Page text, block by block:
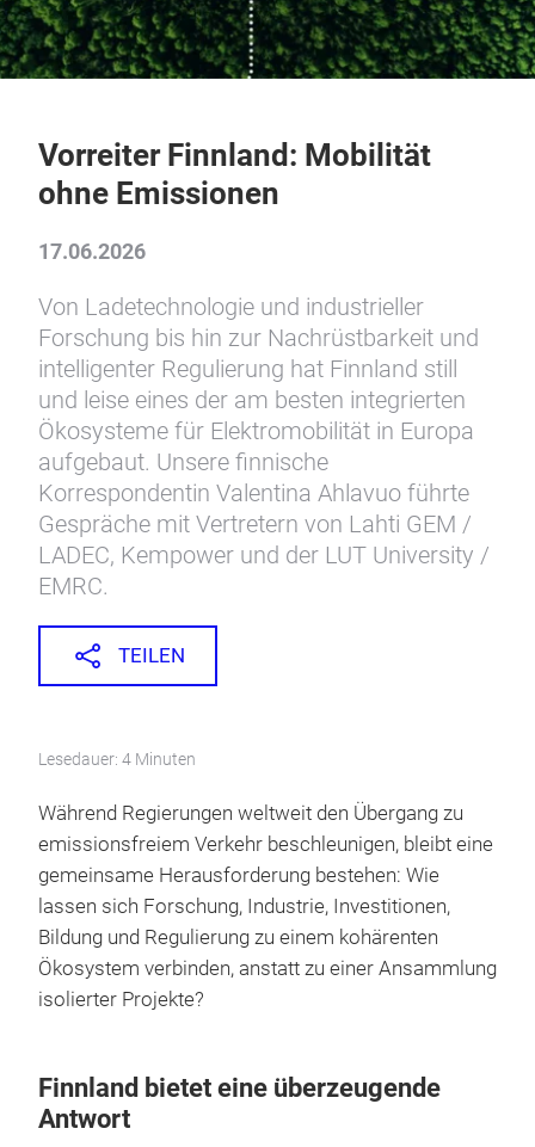
Vorreiter Finnland: Mobilität
ohne Emissionen
17.06.2026
Von Ladetechnologie und industrieller
Forschung bis hin zur Nachrüstbarkeit und
intelligenter Regulierung hat Finnland still
und leise eines der am besten integrierten
Ökosysteme für Elektromobilität in Europa
aufgebaut. Unsere finnische
Korrespondentin Valentina Ahlavuo führte
Gespräche mit Vertretern von Lahti GEM /
LADEC, Kempower und der LUT University /
EMRC.
TEILEN
Lesedauer: 4 Minuten
Während Regierungen weltweit den Übergang zu
emissionsfreiem Verkehr beschleunigen, bleibt eine
gemeinsame Herausforderung bestehen: Wie
lassen sich Forschung, Industrie, Investitionen,
Bildung und Regulierung zu einem kohärenten
Ökosystem verbinden, anstatt zu einer Ansammlung
isolierter Projekte?
Finnland bietet eine überzeugende
Antwort